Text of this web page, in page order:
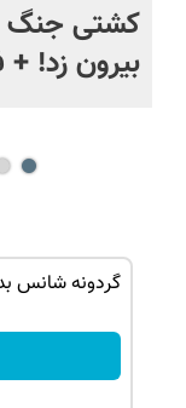
کشتی‌ جنگ
بیرون زد! +